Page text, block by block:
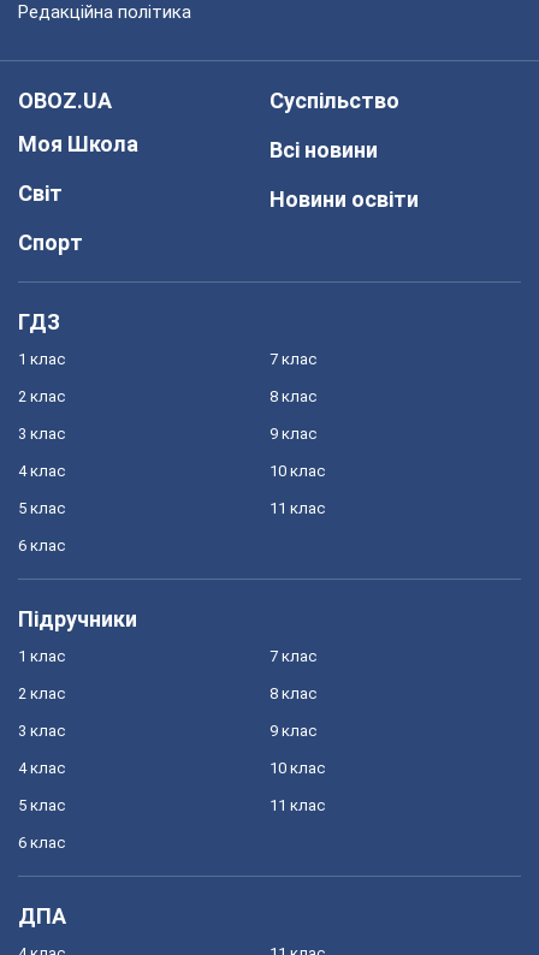
Редакційна політика
OBOZ.UA
Моя Школа
Світ
Спорт
Суспільство
Всі новини
Новини освіти
ГДЗ
1 клас
2 клас
3 клас
4 клас
5 клас
6 клас
7 клас
8 клас
9 клас
10 клас
11 клас
Підручники
1 клас
2 клас
3 клас
4 клас
5 клас
6 клас
7 клас
8 клас
9 клас
10 клас
11 клас
ДПА